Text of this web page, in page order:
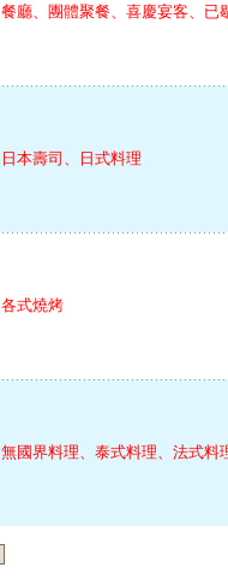
餐廳、團體聚餐、喜慶宴客、已
日本壽司、日式料理
各式燒烤
無國界料理、泰式料理、法式料